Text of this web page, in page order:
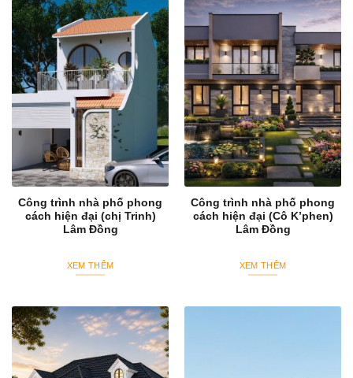
Công trình nhà phố phong
cách hiện đại (chị Trinh)
Lâm Đồng
XEM THÊM
Công trình nhà phố phong
cách hiện đại (Cô K’phen)
Lâm Đồng
XEM THÊM